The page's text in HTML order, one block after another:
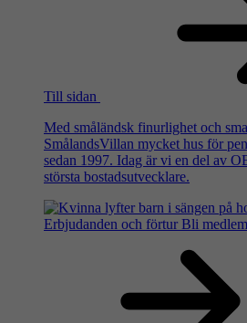
Till sidan
Med småländsk finurlighet och
SmålandsVillan mycket hus för
sedan 1997. Idag är vi en del av
största bostadsutvecklare.
Erbjudanden och förtur Bli